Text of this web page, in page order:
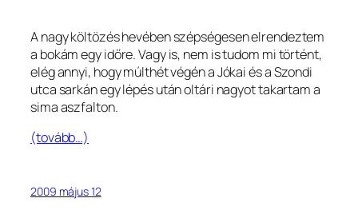
A nagy költözés hevében szépségesen elrendeztem
a bokám egy időre. Vagy is, nem is tudom mi történt,
elég annyi, hogy múlthét végén a Jókai és a Szondi
utca sarkán egy lépés után oltári nagyot takartam a
sima aszfalton.
(tovább…)
2009 május 12